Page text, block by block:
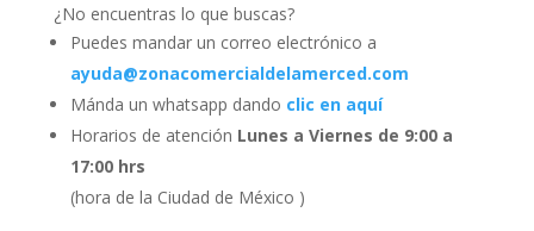
¿No encuentras lo que buscas?
Puedes mandar un correo electrónico a
ayuda@zonacomercialdelamerced.com
Mánda un whatsapp dando clic en aquí
Horarios de atención Lunes a Viernes de 9:00 a
17:00 hrs
(hora de la Ciudad de México )